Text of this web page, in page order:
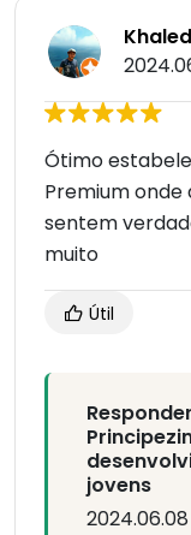
Ótimo
Premium onde
sentem
muito
Útil
jovens
2024.06.08